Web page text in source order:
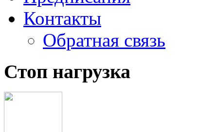
Контакты
Обратная связь
Стоп нагрузка